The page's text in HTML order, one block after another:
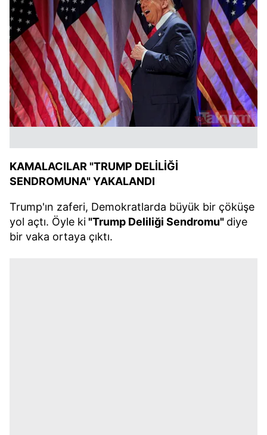
KAMALACILAR "TRUMP DELİLİĞİ
SENDROMUNA" YAKALANDI
Trump'ın zaferi, Demokratlarda büyük bir çöküşe
yol açtı. Öyle ki"Trump Deliliği Sendromu" diye
bir vaka ortaya çıktı.